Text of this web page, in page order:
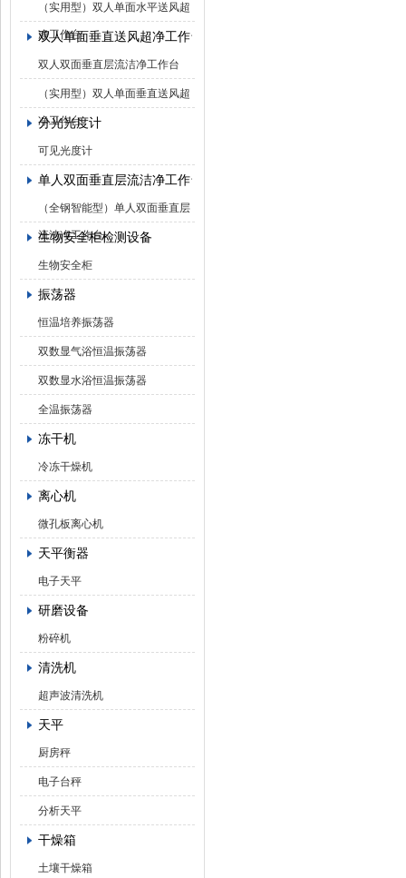
（实用型）双人单面水平送风超
净工作台
双人单面垂直送风超净工作台
双人双面垂直层流洁净工作台
（实用型）双人单面垂直送风超
净工作台
分光光度计
可见光度计
单人双面垂直层流洁净工作台
（全钢智能型）单人双面垂直层
流洁净工作台
生物安全柜检测设备
生物安全柜
振荡器
恒温培养振荡器
双数显气浴恒温振荡器
双数显水浴恒温振荡器
全温振荡器
冻干机
冷冻干燥机
离心机
微孔板离心机
天平衡器
电子天平
研磨设备
粉碎机
清洗机
超声波清洗机
天平
厨房秤
电子台秤
分析天平
干燥箱
土壤干燥箱